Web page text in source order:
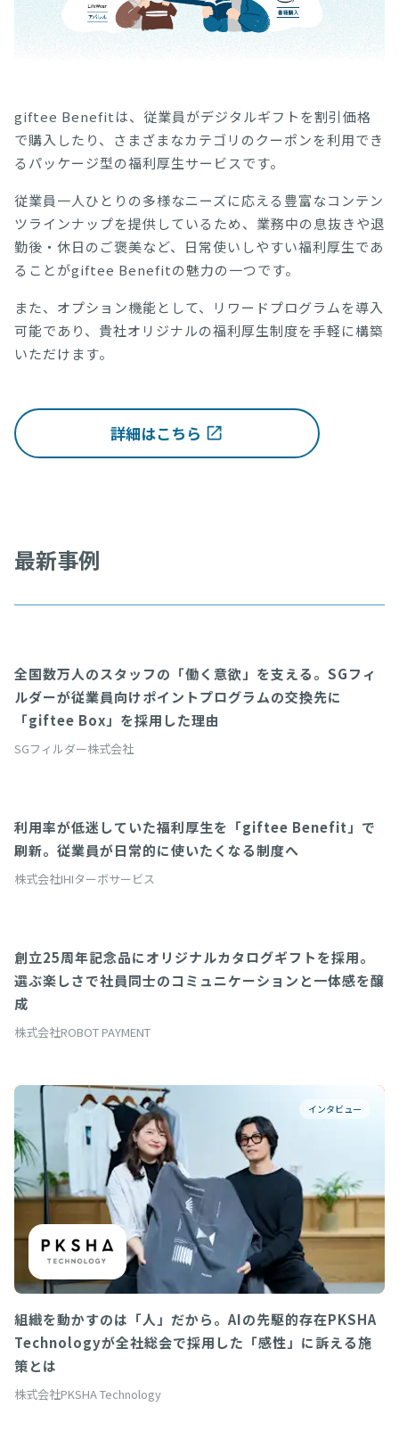
giftee Benefitは、従業員がデジタルギフトを割引価格
で購入したり、さまざまなカテゴリのクーポンを利用でき
るパッケージ型の福利厚生サービスです。
従業員一人ひとりの多様なニーズに応える豊富なコンテン
ツラインナップを提供しているため、業務中の息抜きや退
勤後・休日のご褒美など、日常使いしやすい福利厚生であ
ることがgiftee Benefitの魅力の一つです。
また、オプション機能として、リワードプログラムを導入
可能であり、貴社オリジナルの福利厚生制度を手軽に構築
いただけます。
詳細はこちら
最新事例
giftee API
全国数万人のスタッフの「働く意欲」を支える。SGフィ
ルダーが従業員向けポイントプログラムの交換先に
「giftee Box」を採用した理由
SGフィルダー株式会社
giftee Benefit
利用率が低迷していた福利厚生を「giftee Benefit」で
刷新。従業員が日常的に使いたくなる制度へ
株式会社IHIターボサービス
オリジナルカタログギフト
創立25周年記念品にオリジナルカタログギフトを採用。
選ぶ楽しさで社員同士のコミュニケーションと一体感を醸
成
株式会社ROBOT PAYMENT
インタビュー
組織を動かすのは「人」だから。AIの先駆的存在PKSHA
Technologyが全社総会で採用した「感性」に訴える施
策とは
株式会社PKSHA Technology